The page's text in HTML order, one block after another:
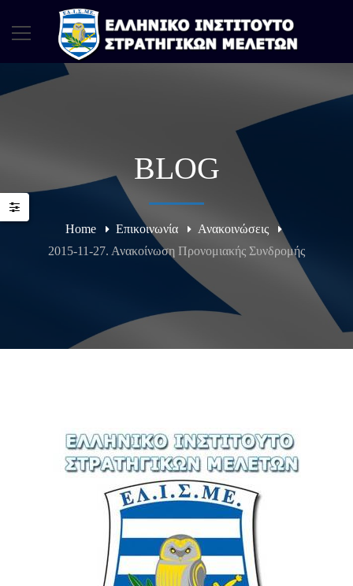
BLOG
Home Επικοινωνία
Ανακοινώσεις
2015-11-27. Ανακοίνωση Προνομιακής Συνδρομής